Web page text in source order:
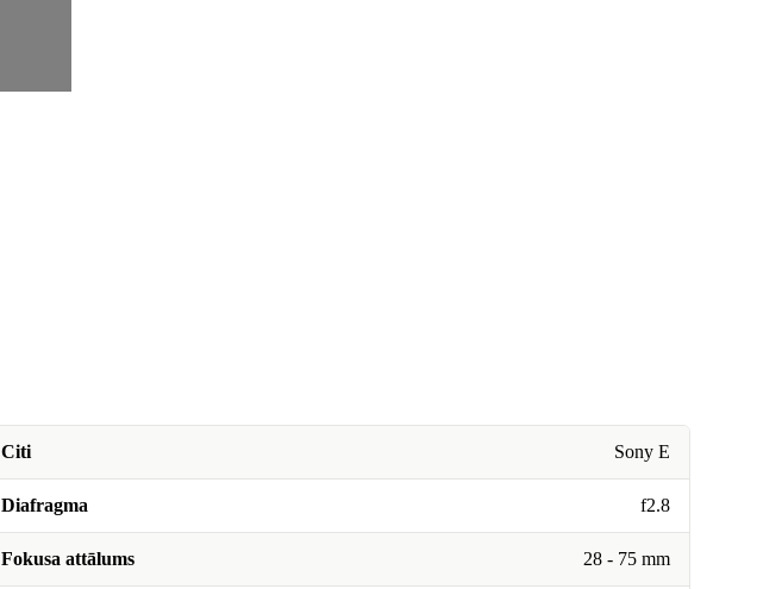
Citi Sony E
Diafragma f2.8
Fokusa attālums 28 - 75 mm